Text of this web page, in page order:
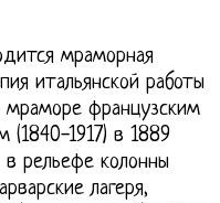
мраморная
итальянской работы
мраморе французским
(1840-1917) в 1889
в рельефе колонны
лагеря,